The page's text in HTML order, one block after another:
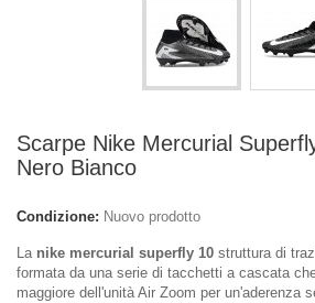
Scarpe Nike Mercurial
Nero Bianco
Condizione: Nuovo prodotto
La nike mercurial superfly 10 struttura di
formata da una serie di tacchetti a cascata
maggiore dell'unità Air Zoom per un'aderenza